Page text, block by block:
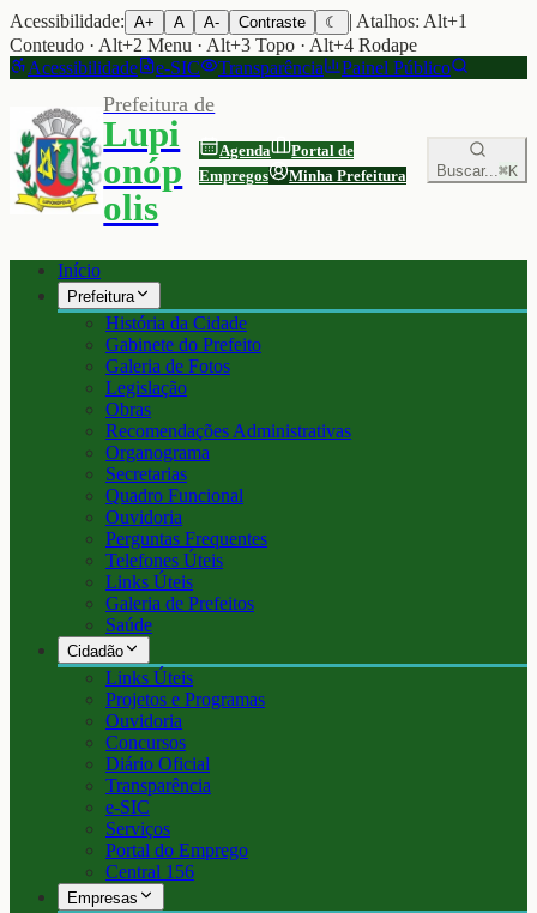
Acessibilidade: A+ A A- Contraste ☾
| Atalhos: Alt+1
Conteudo · Alt+2 Menu · Alt+3 Topo · Alt+4 Rodape
Acessibilidade
e-SIC Transparência Painel Público
Prefeitura de
Lupi
onóp
olis
Agenda
Portal de
Empregos
Minha Prefeitura Buscar...⌘K
Início
Prefeitura
História da Cidade
Gabinete do Prefeito
Galeria de Fotos
Legislação
Obras
Recomendações Administrativas
Organograma
Secretarias
Quadro Funcional
Ouvidoria
Perguntas Frequentes
Telefones Úteis
Links Úteis
Galeria de Prefeitos
Saúde
Cidadão
Links Úteis
Projetos e Programas
Ouvidoria
Concursos
Diário Oficial
Transparência
e-SIC
Serviços
Portal do Emprego
Central 156
Empresas